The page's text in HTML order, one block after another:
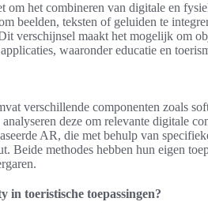
om het combineren van digitale en
beelden, teksten of geluiden te
verschijnsel maakt het mogelijk om
waaronder educatie en
verschillende componenten zoals
deze om relevante digitale
AR, die met behulp van
Beide methodes hebben hun eigen
in toeristische toepassingen?